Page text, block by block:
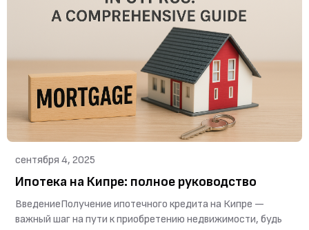
сентября 4, 2025
Ипотека на Кипре: полное руководство
ВведениеПолучение ипотечного кредита на Кипре —
важный шаг на пути к приобретению недвижимости, будь